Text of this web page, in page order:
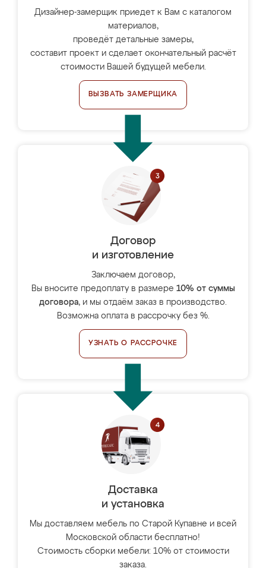
Дизайнер-замерщик приедет к Вам с каталогом
материалов,
проведёт детальные замеры,
составит проект и сделает окончательный расчёт
стоимости Вашей будущей мебели.
ВЫЗВАТЬ ЗАМЕРЩИКА
Договор
и изготовление
Заключаем договор,
Вы вносите предоплату в размере 10% от суммы
договора, и мы отдаём заказ в производство.
Возможна оплата в рассрочку без %.
УЗНАТЬ О РАССРОЧКЕ
Доставка
и установка
Мы доставляем мебель по Старой Купавне и всей
Московской области бесплатно!
Стоимость сборки мебели: 10% от стоимости
заказа.